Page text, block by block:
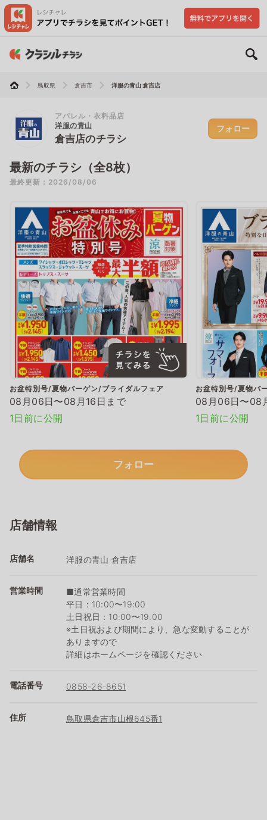
鳥取県 倉吉市 洋服の青山 倉吉店
アパレル・衣料品店
洋服の青山
倉吉店のチラシ
フォロー
最新のチラシ（全8枚）
最終更新：2026/08/06
お盆特別号/夏物バーゲン/ブライダルフェア
08月06日〜08月16日まで
1日前に公開
お盆特別号/夏物バ
08月06日〜08
1日前に公開
フォロー
店舗情報
店舗名 洋服の青山 倉吉店
営業時間
■通常営業時間
平日：10:00〜19:00
土日祝日：10:00〜19:00
※土日祝および期間により、急な変動することが
ありますので
詳細はホームページを確認ください
電話番号 0858-26-8651
住所 鳥取県倉吉市山根645番1